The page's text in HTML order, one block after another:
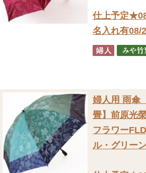
仕上予定
名入れ有08/
婦人用 雨傘
畳】前原光
フラワー
ル・グリーン